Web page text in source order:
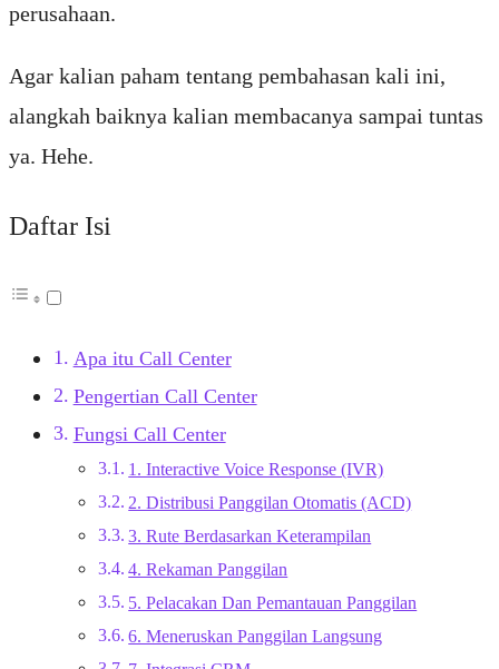
perusahaan.
Agar kalian paham tentang pembahasan kali ini,
alangkah baiknya kalian membacanya sampai tuntas
ya. Hehe.
Daftar Isi
Apa itu Call Center
Pengertian Call Center
Fungsi Call Center
1. Interactive Voice Response (IVR)
2. Distribusi Panggilan Otomatis (ACD)
3. Rute Berdasarkan Keterampilan
4. Rekaman Panggilan
5. Pelacakan Dan Pemantauan Panggilan
6. Meneruskan Panggilan Langsung